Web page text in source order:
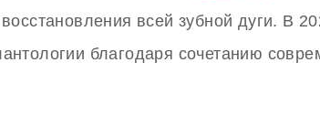
всей зубной дуги. В
благодаря сочетанию